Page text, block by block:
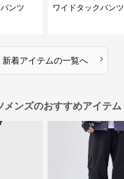
ンツ ワイドタックパンツ
新着アイテムの一覧へ ›
メンズのおすすめアイテム